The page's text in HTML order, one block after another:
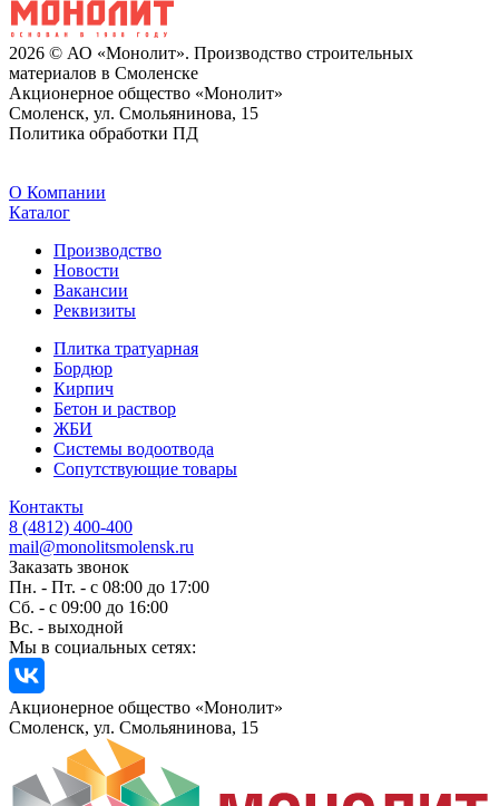
2026 © АО «Монолит». Производство строительных
материалов в Смоленске
Акционерное общество «Монолит»
Смоленск, ул. Смольянинова, 15
Политика обработки ПД
O Компании
Каталог
Производство
Новости
Вакансии
Реквизиты
Плитка тратуарная
Бордюр
Кирпич
Бетон и раствор
ЖБИ
Системы водоотвода
Сопутствующие товары
Контакты
8 (4812) 400-400
mail@monolitsmolensk.ru
Заказать звонок
Пн. - Пт. - с 08:00 до 17:00
Сб. - с 09:00 до 16:00
Вс. - выходной
Мы в социальных сетях:
Акционерное общество «Монолит»
Смоленск, ул. Смольянинова, 15